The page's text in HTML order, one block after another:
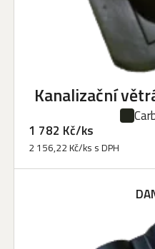
Kanalizační
1 782 Kč/ks
2 156,22 Kč/ks s DPH